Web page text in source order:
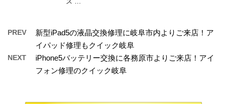
PREV
新型iPad5の液晶交換修理に岐阜市内よりご来店！ア
イパッド修理もクイック岐阜
NEXT
iPhone5バッテリー交換に各務原市よりご来店！アイ
フォン修理のクイック岐阜